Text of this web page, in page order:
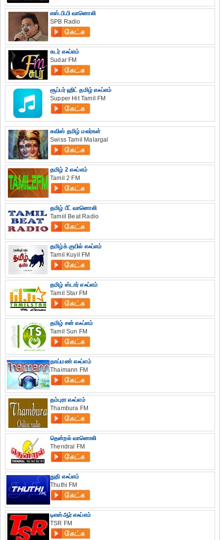
எஸ்.பி.பி வானொலி
SPB Radio
சுடர் எஃப்எம்
Sudar FM
சூப்பர் ஹிட் தமிழ் எஃப்எம்
Supper Hit Tamil FM
சுவிஸ் தமிழ் மலர்கள்
Swiss Tamil Malargal
தமிழ் 2 எஃப்எம்
Tamil 2 FM
தமிழ் பீட் வானொலி
Tamiil Beat Radio
தமிழ்க் குயில் எஃப்எம்
Tamil Kuyil FM
தமிழ் ஸ்டார் எஃப்எம்
Tamil Star FM
தமிழ் சன் எஃப்எம்
Tamil Sun FM
தாய்மண் எஃப்எம்
Thaimann FM
தம்புரா எஃப்எம்
Thambura FM
தென்றல் வானொலி
Thendral FM
துதி எஃப்எம்
Thuthi FM
டிஎஸ்ஆர் எஃப்எம்
TSR FM